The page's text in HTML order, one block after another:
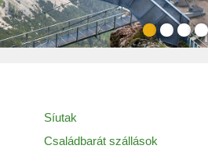
Síutak
Családbarát szállások